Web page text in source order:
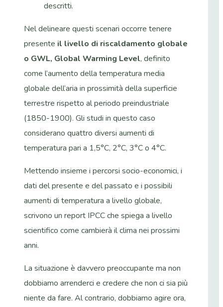
descritti.
Nel delineare questi scenari occorre tenere
presente il livello di riscaldamento globale
o GWL, Global Warming Level, definito
come l’aumento della temperatura media
globale dell’aria in prossimità della superficie
terrestre rispetto al periodo preindustriale
(1850-1900). Gli studi in questo caso
considerano quattro diversi aumenti di
temperatura pari a 1,5°C, 2°C, 3°C o 4°C.
Mettendo insieme i percorsi socio-economici, i
dati del presente e del passato e i possibili
aumenti di temperatura a livello globale,
scrivono un report IPCC che spiega a livello
scientifico come cambierà il clima nei prossimi
anni.
La situazione è davvero preoccupante ma non
dobbiamo arrenderci e credere che non ci sia più
niente da fare. Al contrario, dobbiamo agire ora,